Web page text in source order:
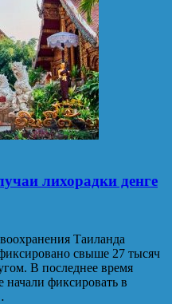
лихорадки денге
Таиланда
свыше 27 тысяч
В последнее время
начали фиксировать в